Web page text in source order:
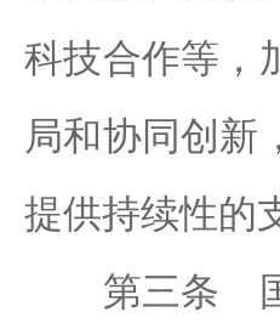
科技合作等，
局和协同创新
提供持续性的
第三条 国